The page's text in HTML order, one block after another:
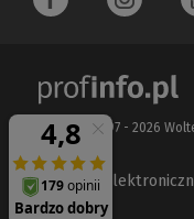
Copyright 1997 - 2026
Płatności
(Nowe
(Link